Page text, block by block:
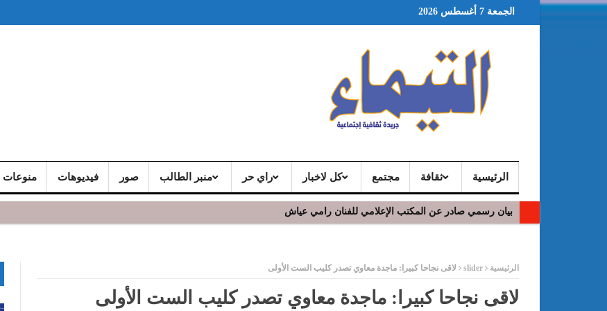
الجمعة 7 أغسطس 2026
الرئيسية ثقافة مجتمع كل لاخبار راي حر منبر الطالب صور فيديوهات منوعات
بيان رسمي صادر عن المكتب الإعلامي للفنان رامي عياش
الرئيسية slider لاقى نجاحا كبيرا: ماجدة معاوي تصدر كليب الست الأولى
لاقى نجاحا كبيرا: ماجدة معاوي تصدر كليب الست الأولى